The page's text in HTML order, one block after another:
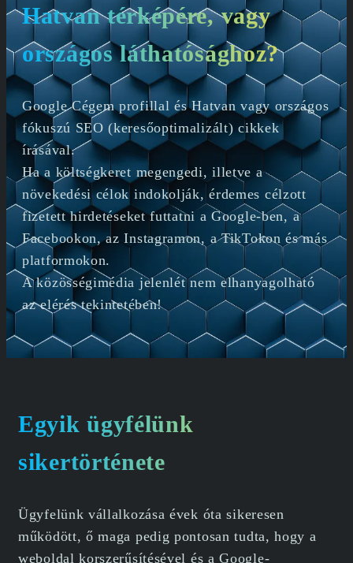
Hatvan térképére, vagy
országos láthatósághoz?
Google Cégem profillal és Hatvan vagy országos
fókuszú SEO (keresőoptimalizált) cikkek
írásával.
Ha a költségkeret megengedi, illetve a
növekedési célok indokolják, érdemes célzott
fizetett hirdetéseket futtatni a Google-ben, a
Facebookon, az Instagramon, a TikTokon és más
platformokon.
A közösségimédia jelenlét nem elhanyagolható
az elérés tekintetében!
Egyik ügyfélünk
sikertörténete
Ügyfelünk vállalkozása évek óta sikeresen
működött, ő maga pedig pontosan tudta, hogy a
weboldal korszerűsítésével és a Google-